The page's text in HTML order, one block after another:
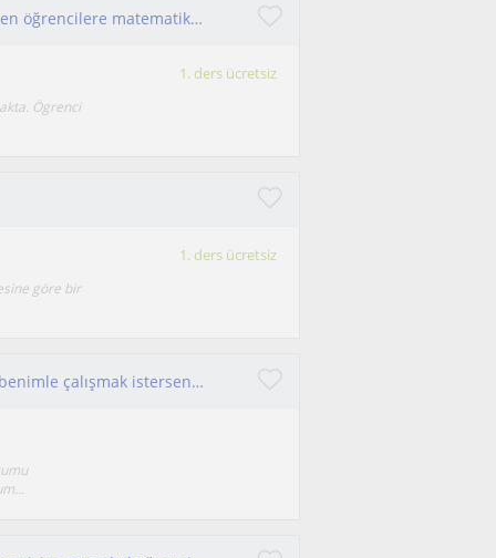
İlköğretim öğrencilerine 4. sınıftan 5. sınıfa geçen öğrencilere matematik, fen bilimleri ve türkçe dersi verilir
1. ders ücretsiz
Ögrenci
1. ders ücretsiz
göre bir
Disiplinli ve çocuklarla arası iyi olan biriyimdir benimle çalışmak isterseniz mutluluk duyarım